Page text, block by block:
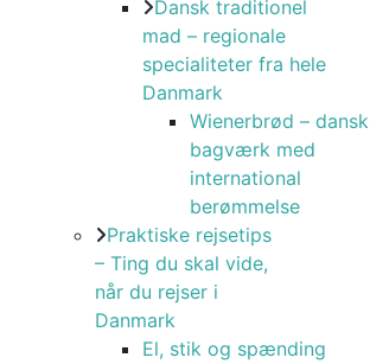
Dansk traditionel
mad – regionale
specialiteter fra hele
Danmark
Wienerbrød – dansk
bagværk med
international
berømmelse
Praktiske rejsetips
– Ting du skal vide,
når du rejser i
Danmark
El, stik og spænding